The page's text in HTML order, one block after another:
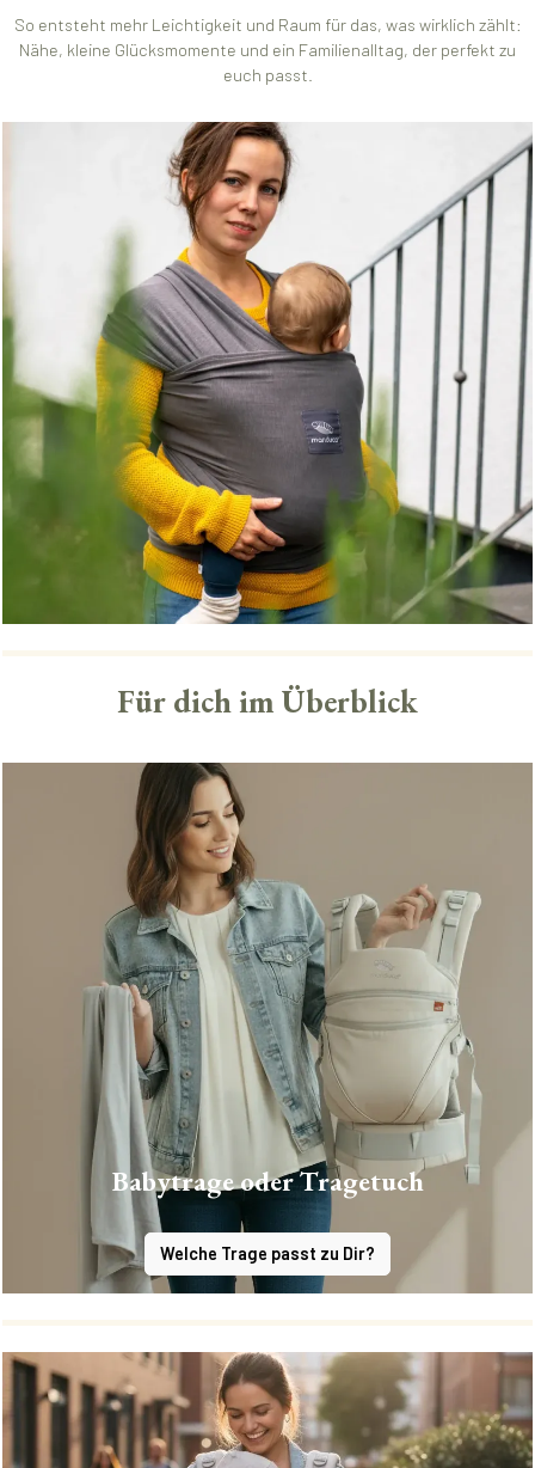
So entsteht mehr Leichtigkeit und Raum für das, was wirklich zählt:
Nähe, kleine Glücksmomente und ein Familienalltag, der perfekt zu
euch passt.
Für dich im Überblick
Babytrage oder Tragetuch
Welche Trage passt zu Dir?